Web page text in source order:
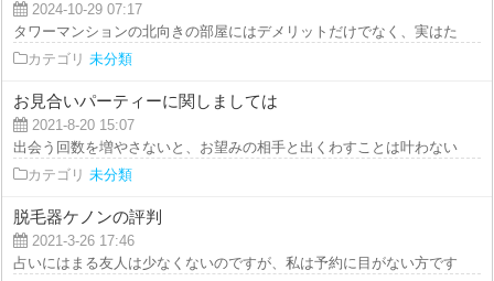
2024-10-29 07:17
タワーマンションの北向きの部屋にはデメリットだけでなく、実はたくさ
カテゴリ 未分類
お見合いパーティーに関しましては
2021-8-20 15:07
出会う回数を増やさないと、お望みの相手と出くわすことは叶わないと言
カテゴリ 未分類
脱毛器ケノンの評判
2021-3-26 17:46
占いにはまる友人は少なくないのですが、私は予約に目がない方です。ク